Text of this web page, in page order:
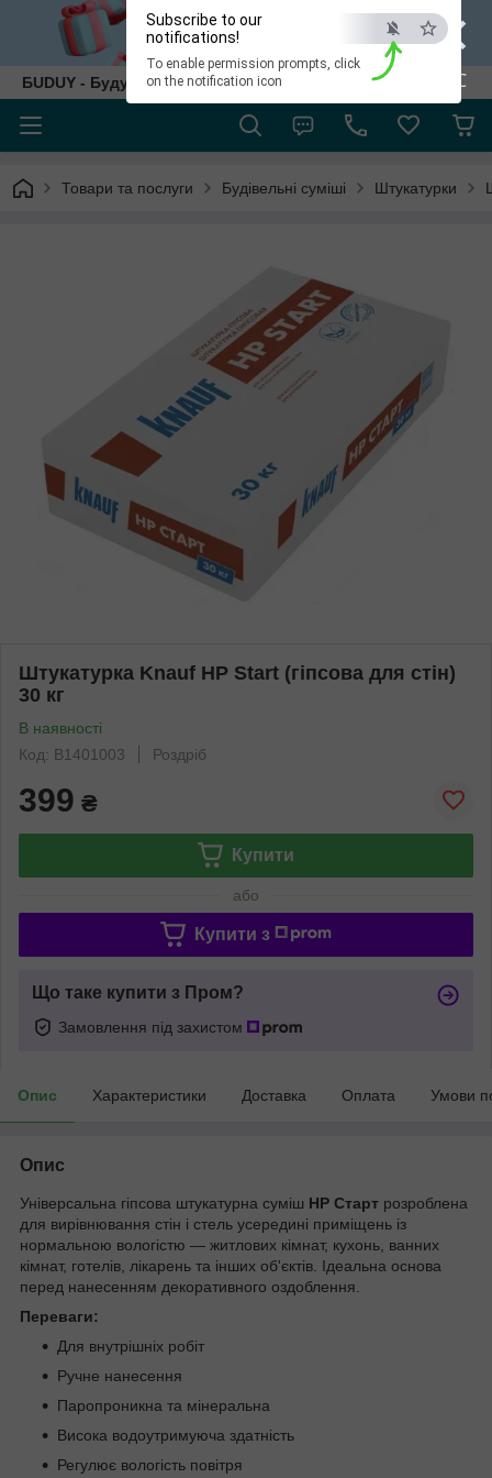
×
ESC
Subscribe to our
notifications!
To enable permission prompts, click
on the notification icon
БUDUY - Будуй як собі!
Товари та послуги Будівельні суміші Штукатурки
Штукатурка Knauf НР Start (гіпсова для стін)
30 кг
В наявності
Код: B1401003
Роздріб
399 ₴
Купити
або
Купити з
Що таке купити з Пром?
Замовлення під захистом
Опис Характеристики Доставка Оплата Умови
Опис
Універсальна гіпсова штукатурна суміш НР Старт розроблена
для вирівнювання стін і стель усередині приміщень із
нормальною вологістю — житлових кімнат, кухонь, ванних
кімнат, готелів, лікарень та інших об'єктів. Ідеальна основа
перед нанесенням декоративного оздоблення.
Переваги:
Для внутрішніх робіт
Ручне нанесення
Паропроникна та мінеральна
Висока водоутримуюча здатність
Регулює вологість повітря